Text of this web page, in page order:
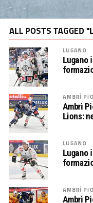
ALL POSTS TAGGED
LUGANO
Lugano
AMBRÌ
Ambrì
Lions:
LUGANO
Lugano
AMBRÌ
Ambrì